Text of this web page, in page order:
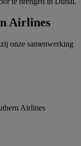
Airlines
onze samenwerking
Airlines